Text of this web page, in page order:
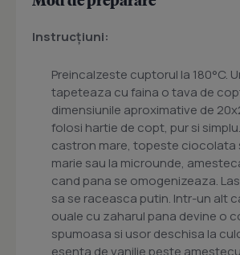
Instrucțiuni:
Preincalzeste cuptorul la 180°C.
tapeteaza cu faina o tava de
dimensiunile aproximative de
folosi hartie de copt, pur si
castron mare, topeste ciocolata
marie sau la microunde,
cand pana se omogenizeaza.
sa se raceasca putin. Intr-un alt
ouale cu zaharul pana devine o
spumoasa si usor deschisa la
esenta de vanilie peste